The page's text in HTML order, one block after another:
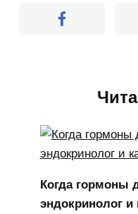
Когда гормоны
эндокринолог и